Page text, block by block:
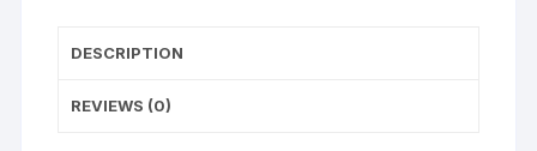
DESCRIPTION
REVIEWS (0)